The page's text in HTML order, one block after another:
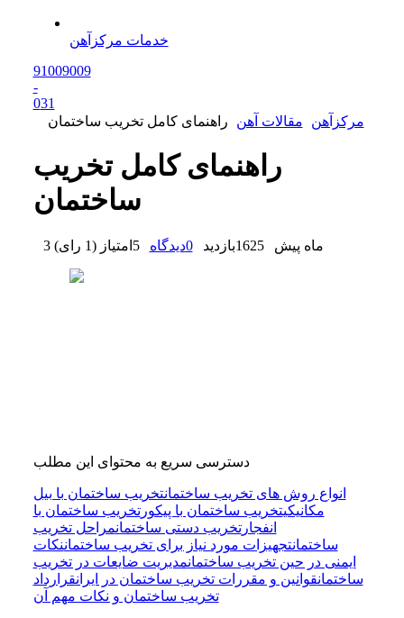
خدمات مرکزآهن
91009009
-
031
مرکزآهن
مقالات آهن راهنمای کامل تخریب ساختمان
راهنمای کامل تخریب
ساختمان
3 ماه پیش 1625بازدید 0دیدگاه 5 امتیاز (1 رای )
دسترسی سریع به محتوای این مطلب
انواع روش های تخریب ساختمانتخریب ساختمان با بیل
مکانیکیتخریب ساختمان با پیکورتخریب ساختمان با
انفجارتخریب دستی ساختمانمراحل تخریب
ساختمانتجهیزات مورد نیاز برای تخریب ساختماننکات
ایمنی در حین تخریب ساختمانمدیریت ضایعات در تخریب
ساختمانقوانین و مقررات تخریب ساختمان در ایرانقرارداد
تخریب ساختمان و نکات مهم آن